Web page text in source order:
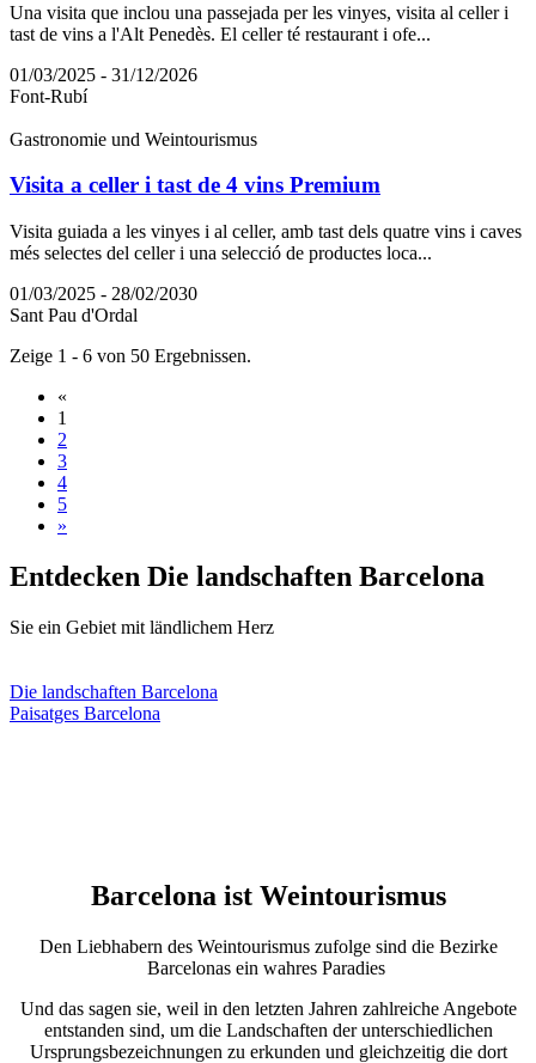
Una visita que inclou una passejada per les vinyes, visita al celler i
tast de vins a l'Alt Penedès. El celler té restaurant i ofe...
01/03/2025 - 31/12/2026
Font-Rubí
Gastronomie und Weintourismus
Visita a celler i tast de 4 vins Premium
Visita guiada a les vinyes i al celler, amb tast dels quatre vins i caves
més selectes del celler i una selecció de productes loca...
01/03/2025 - 28/02/2030
Sant Pau d'Ordal
Zeige 1 - 6 von 50 Ergebnissen.
«
1
2
3
4
5
»
Entdecken Die landschaften Barcelona
Sie ein Gebiet mit ländlichem Herz
Die landschaften Barcelona
Paisatges Barcelona
Barcelona istWeintourismus
Den Liebhabern des Weintourismus zufolge sind die Bezirke
Barcelonas ein wahres Paradies
Und das sagen sie, weil in den letzten Jahren zahlreiche Angebote
entstanden sind, um die Landschaften der unterschiedlichen
Ursprungsbezeichnungen zu erkunden und gleichzeitig die dort